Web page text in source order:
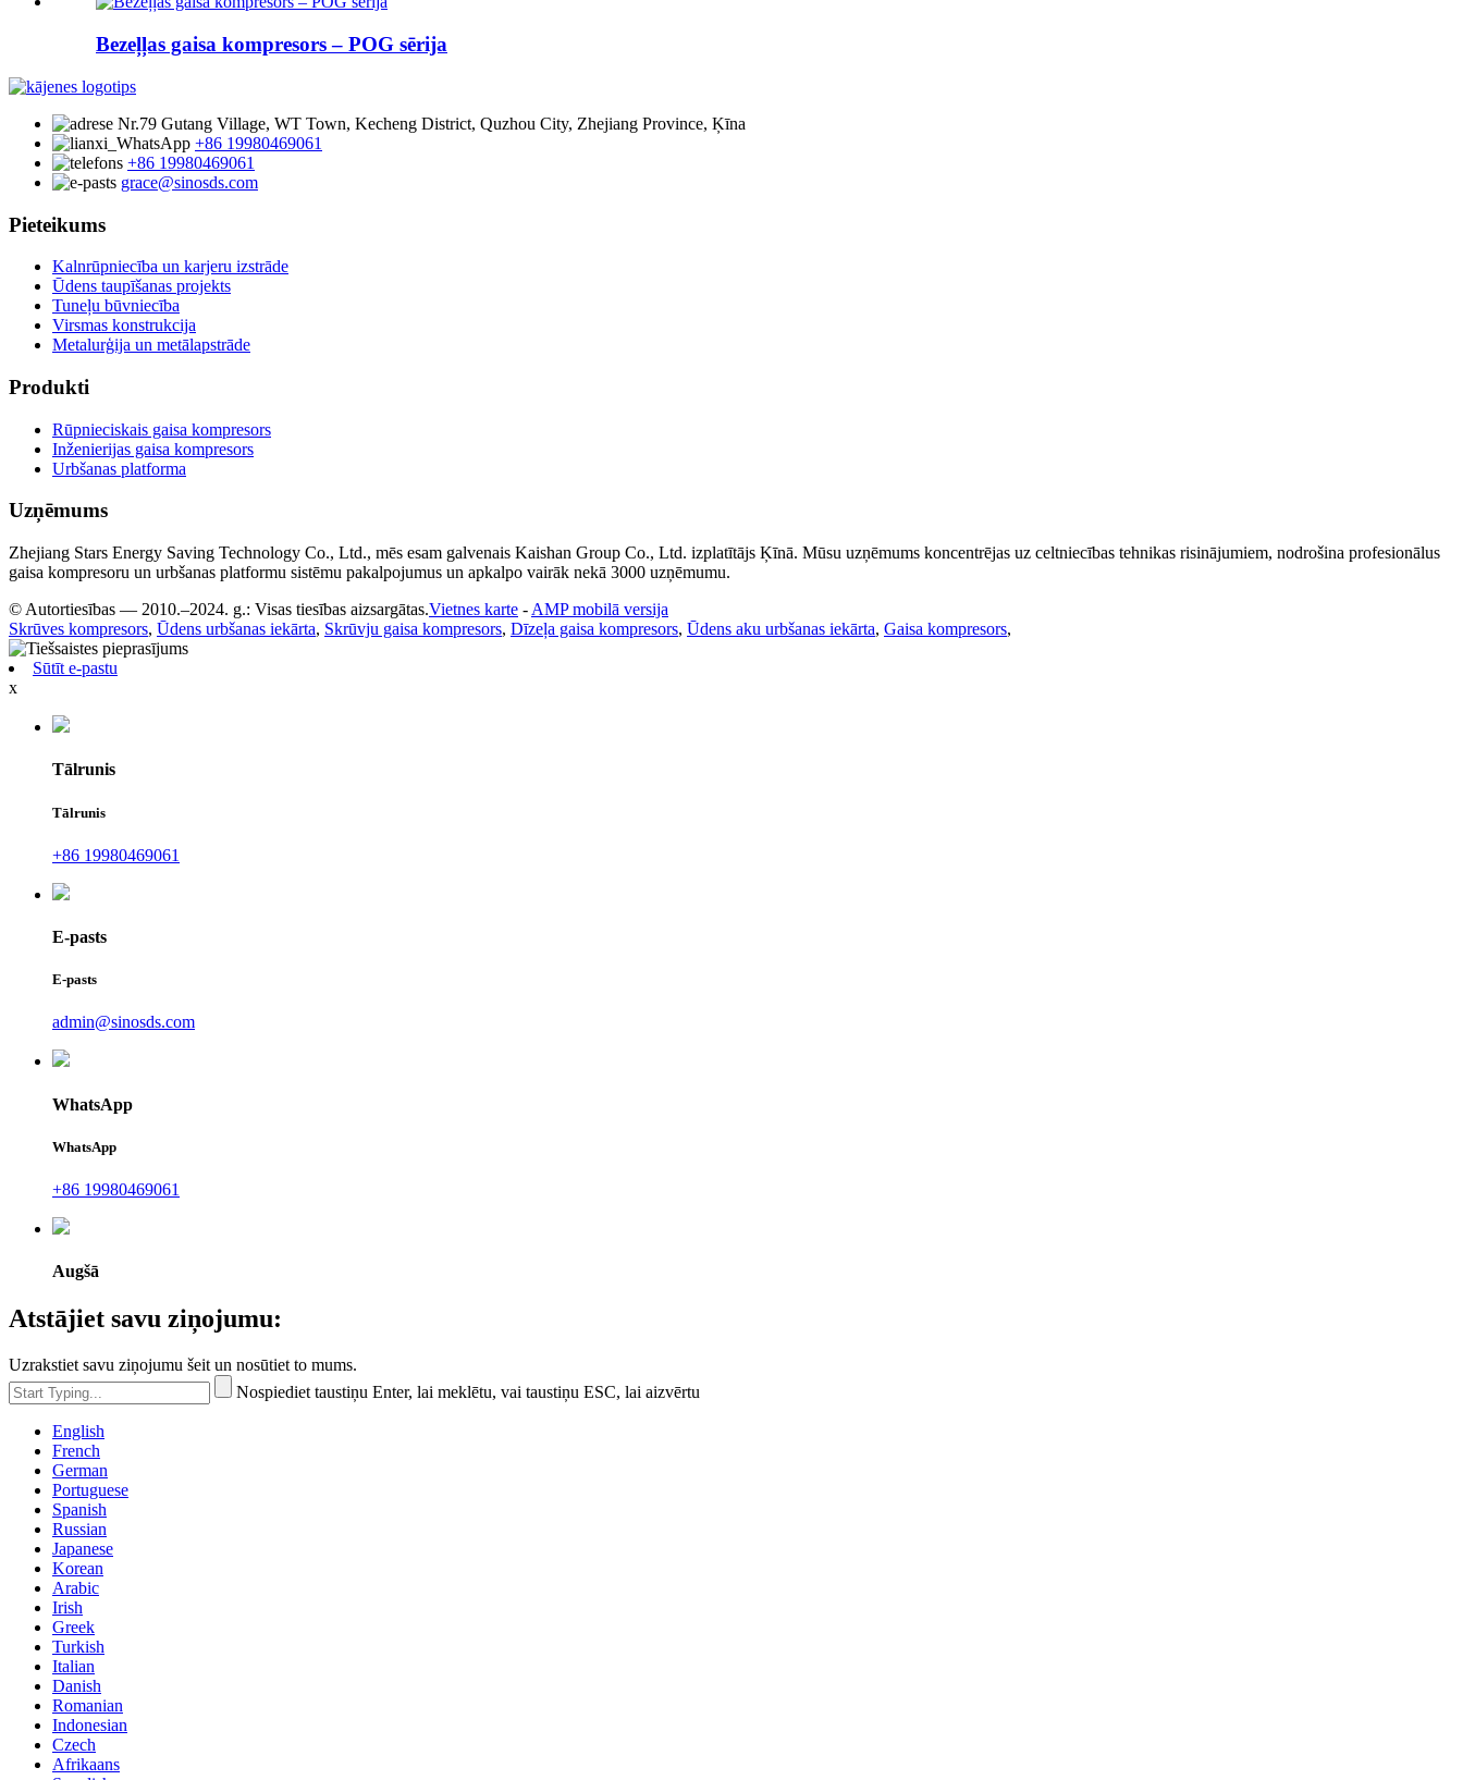
Bezeļļas gaisa kompresors – POG sērija
Nr.79 Gutang Village, WT Town, Kecheng District, Quzhou City, Zhejiang Province, Ķīna
+86 19980469061
+86 19980469061
grace@sinosds.com
Pieteikums
Kalnrūpniecība un karjeru izstrāde
Ūdens taupīšanas projekts
Tuneļu būvniecība
Virsmas konstrukcija
Metalurģija un metālapstrāde
Produkti
Rūpnieciskais gaisa kompresors
Inženierijas gaisa kompresors
Urbšanas platforma
Uzņēmums
Zhejiang Stars Energy Saving Technology Co., Ltd., mēs esam galvenais Kaishan Group Co., Ltd. izplatītājs Ķīnā. Mūsu uzņēmums koncentrējas uz celtniecības tehnikas risinājumiem, nodrošina profesionālus
gaisa kompresoru un urbšanas platformu sistēmu pakalpojumus un apkalpo vairāk nekā 3000 uzņēmumu.
© Autortiesības — 2010.–2024. g.: Visas tiesības aizsargātas.Vietnes karte - AMP mobilā versija
Skrūves kompresors, Ūdens urbšanas iekārta, Skrūvju gaisa kompresors, Dīzeļa gaisa kompresors, Ūdens aku urbšanas iekārta, Gaisa kompresors,
Sūtīt e-pastu
x
Tālrunis
Tālrunis
+86 19980469061
E-pasts
E-pasts
admin@sinosds.com
WhatsApp
WhatsApp
+86 19980469061
Augšā
Atstājiet savu ziņojumu:
Uzrakstiet savu ziņojumu šeit un nosūtiet to mums.
Nospiediet taustiņu Enter, lai meklētu, vai taustiņu ESC, lai aizvērtu
English
French
German
Portuguese
Spanish
Russian
Japanese
Korean
Arabic
Irish
Greek
Turkish
Italian
Danish
Romanian
Indonesian
Czech
Afrikaans